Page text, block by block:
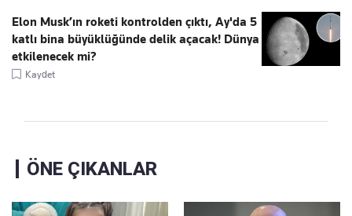
Elon Musk’ın roketi kontrolden çıktı, Ay'da 5
katlı bina büyüklüğünde delik açacak! Dünya
etkilenecek mi?
Kaydet
ÖNE ÇIKANLAR